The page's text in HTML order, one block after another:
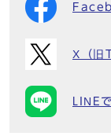
X（旧
LINE